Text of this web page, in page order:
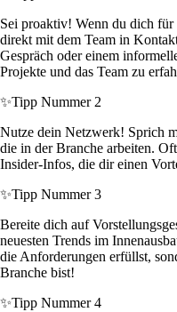
Sei proaktiv! Wenn du dich für
direkt mit dem Team in
Gespräch oder einem
Projekte und das Team zu
✨Tipp Nummer 2
Nutze dein Netzwerk! Sprich
die in der Branche arbeiten.
Insider-Infos, die dir einen
✨Tipp Nummer 3
Bereite dich auf
neuesten Trends im
die Anforderungen erfüllst,
Branche bist!
✨Tipp Nummer 4